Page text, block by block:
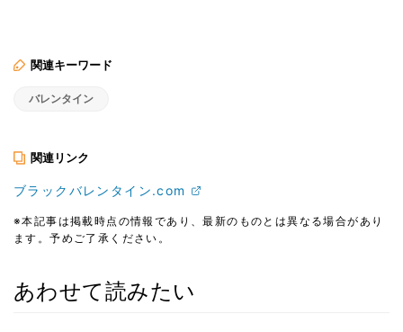
関連キーワード
バレンタイン
関連リンク
ブラックバレンタイン.com
※本記事は掲載時点の情報であり、最新のものとは異なる場合があり
ます。予めご了承ください。
あわせて読みたい